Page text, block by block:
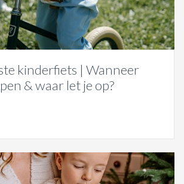
kinderfiets | Wanneer
& waar let je op?